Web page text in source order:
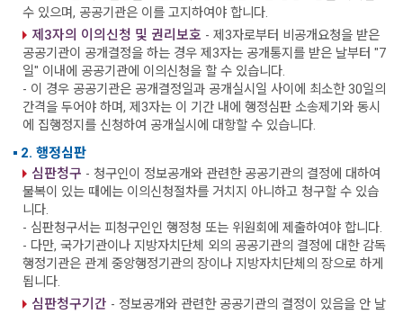
수 있으며, 공공기관은 이를 고지하여야 합니다.
제3자의 이의신청 및 권리보호 - 제3자로부터 비공개요청을 받은
공공기관이 공개결정을 하는 경우 제3자는 공개통지를 받은 날부터 "7
일" 이내에 공공기관에 이의신청을 할 수 있습니다.
- 이 경우 공공기관은 공개결정일과 공개실시일 사이에 최소한 30일의
간격을 두어야 하며, 제3자는 이 기간 내에 행정심판 소송제기와 동시
에 집행정지를 신청하여 공개실시에 대항할 수 있습니다.
2. 행정심판
심판청구 - 청구인이 정보공개와 관련한 공공기관의 결정에 대하여
불복이 있는 때에는 이의신청절차를 거치지 아니하고 청구할 수 있습
니다.
- 심판청구서는 피청구인인 행정청 또는 위원회에 제출하여야 합니다.
- 다만, 국가기관이나 지방자치단체 외의 공공기관의 결정에 대한 감독
행정기관은 관계 중앙행정기관의 장이나 지방자치단체의 장으로 하게
됩니다.
심판청구기간 - 정보공개와 관련한 공공기관의 결정이 있음을 안 날